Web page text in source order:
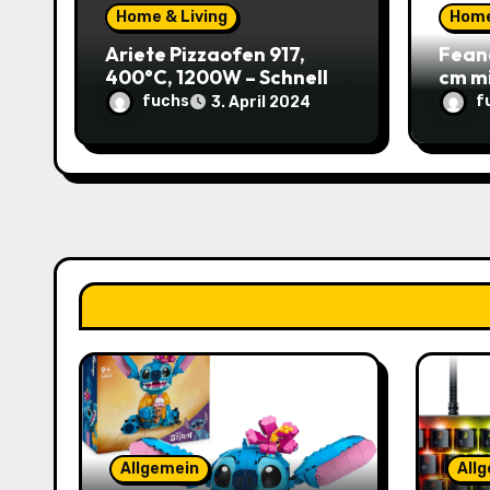
o
n
Home & Living
Ariete Pizzaofen 917,
400°C, 1200W – Schnell
und einfach zu Hause
genießen! (Prime)
fuchs 3. April 2024
cm
Allgemein